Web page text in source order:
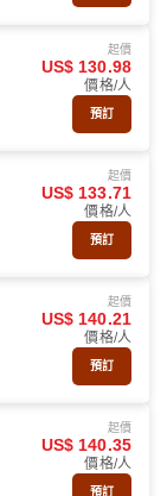
起價
US$ 130.98
價格/人
預訂
起價
US$ 133.71
價格/人
預訂
起價
US$ 140.21
價格/人
預訂
起價
US$ 140.35
價格/人
預訂